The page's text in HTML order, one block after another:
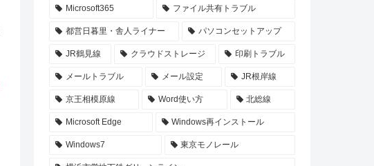
Microsoft365 ファイル共有トラブル
都営日暮里・舎人ライナー パソコンセットアップ
JR鶴見線 クラウドストレージ 印刷トラブル
メールトラブル メール設定 JR根岸線
京王相模原線 Word使い方 北総線
Microsoft Edge Windows再インストール
Windows7 東京モノレール